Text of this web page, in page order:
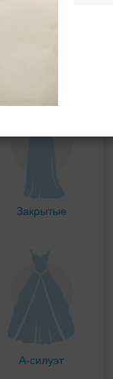
Закрытые
А-силуэт